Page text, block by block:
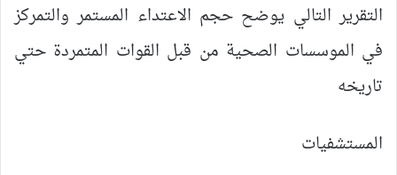
التقرير التالي يوضح حجم الاعتداء المستمر والتمركز
في الموسسات الصحية من قبل القوات المتمردة حتي
تاريخه
المستشفيات